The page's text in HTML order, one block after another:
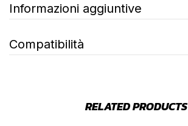
Informazioni aggiuntive
Compatibilità
RELATED PRODUCTS